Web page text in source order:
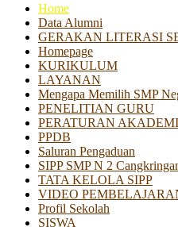
Home
Data Alumni
GERAKAN LITERASI
Homepage
KURIKULUM
LAYANAN
Mengapa Memilih SMP
PENELITIAN GURU
PERATURAN
PPDB
Saluran Pengaduan
SIPP SMP N 2
TATA KELOLA SIPP
VIDEO
Profil Sekolah
SISWA